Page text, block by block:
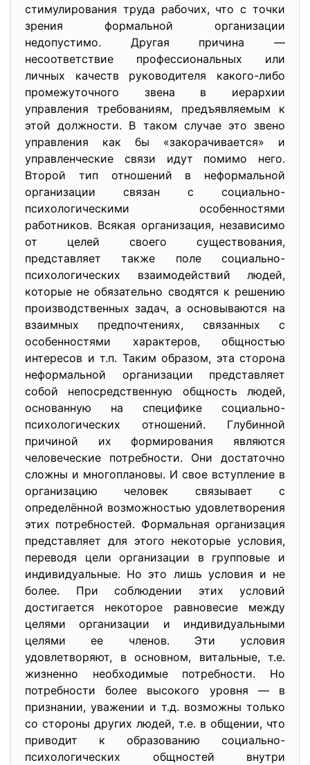
стимулирования труда рабочих, что с точки
зрения формальной организации
недопустимо. Другая причина —
несоответствие профессиональных или
личных качеств руководителя какого-либо
промежуточного звена в иерархии
управления требованиям, предъявляемым к
этой должности. В таком случае это звено
управления как бы «закорачивается» и
управленческие связи идут помимо него.
Второй тип отношений в неформальной
организации связан с социально-
психологическими особенностями
работников. Всякая организация, независимо
от целей своего существования,
представляет также поле социально-
психологических взаимодействий людей,
которые не обязательно сводятся к решению
производственных задач, а основываются на
взаимных предпочтениях, связанных с
особенностями характеров, общностью
интересов и т.п. Таким образом, эта сторона
неформальной организации представляет
собой непосредственную общность людей,
основанную на специфике социально-
психологических отношений. Глубинной
причиной их формирования являются
человеческие потребности. Они достаточно
сложны и многоплановы. И свое вступление в
организацию человек связывает с
определённой возможностью удовлетворения
этих потребностей. Формальная организация
представляет для этого некоторые условия,
переводя цели организации в групповые и
индивидуальные. Но это лишь условия и не
более. При соблюдении этих условий
достигается некоторое равновесие между
целями организации и индивидуальными
целями ее членов. Эти условия
удовлетворяют, в основном, витальные, т.е.
жизненно необходимые потребности. Но
потребности более высокого уровня — в
признании, уважении и т.д. возможны только
со стороны других людей, т.е. в общении, что
приводит к образованию социально-
психологических общностей внутри